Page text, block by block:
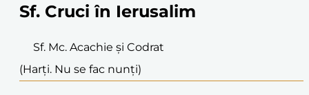
Sf. Cruci în Ierusalim
Sf. Mc. Acachie și Codrat
(Harți. Nu se fac nunți)